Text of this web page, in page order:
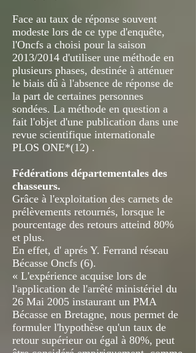
Face au taux de réponse souvent
modeste lors de ce type d'enquête,
l'Oncfs a choisi pour la saison
2013/2014 d'utiliser une méthode en
plusieurs phases, destinée à atténuer
le biais dû à l'absence de réponse de
la part de certaines personnes
sondées. La méthode en question a
fait l'objet d'une publication dans une
revue scientifique internationale
PLOS ONE*(12) .
Fédérations départementales des
chasseurs.
Grâce à l'exploitation des carnets de
prélèvements retournés, lorsque le
pourcentage des retours atteind 80%
et plus.
En effet, d' aprés Y. Ferrand réseau
Bécasse Oncfs (6).
« L'expérience acquise lors de
l'application de l'arrêté ministériel du
26 Mai 2005 instaurant un PMA
Bécasse en Bretagne, nous permet de
formuler l'hypothèse qu'un taux de
retour supérieur ou égal à 80%, peut